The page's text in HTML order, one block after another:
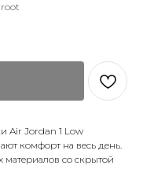
Air Jordan 1 Low
комфорт на весь день.
материалов со скрытой